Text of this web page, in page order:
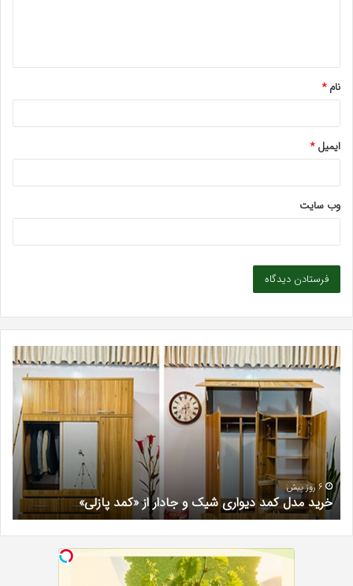
*
نام*
ایمیل*
وب‌ سایت
بهترین
کلینیک
زیبایی
در
فردیس
کرج؛
دکتر
مریم
خیرآبادی
6 روز پیش
بهترین کلینیک زیبایی در فردیس کرج؛ دکتر مریم خیرآبادی